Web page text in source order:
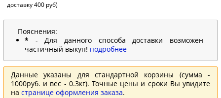
доставку 400 руб)
Пояснения:
* - Для данного способа доставки возможен
частичный выкуп! подробнее
Данные указаны для стандартной корзины (сумма -
1000руб. и вес - 0.3кг). Точные цены и сроки Вы увидите
на странице оформления заказа.